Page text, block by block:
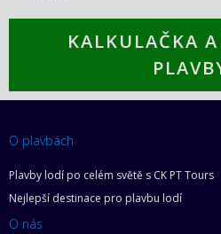
KALKULAČKA
O plavbách
Plavby lodí po celém světě s CK PT Tours
Nejlepší destinace pro plavbu lodí
O nás